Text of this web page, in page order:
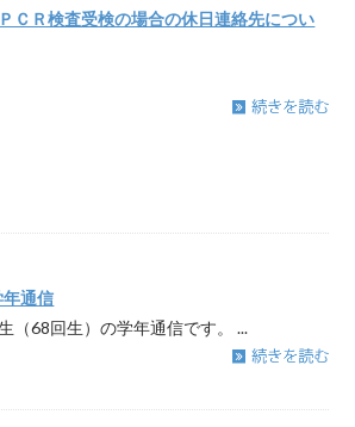
ＣＲ検査受検の場合の休日連絡先につい
年通信
（68回生）の学年通信です。 ...